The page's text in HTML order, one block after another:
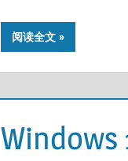
阅读全文
Windows